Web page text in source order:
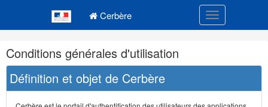
Cerbère Toggle
Navigation
et
outils
annexes
Conditions générales d'utilisation
Définition et objet de Cerbère